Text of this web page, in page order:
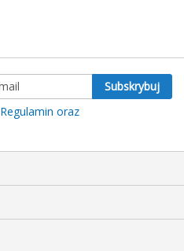
Subskrybuj
Regulamin oraz